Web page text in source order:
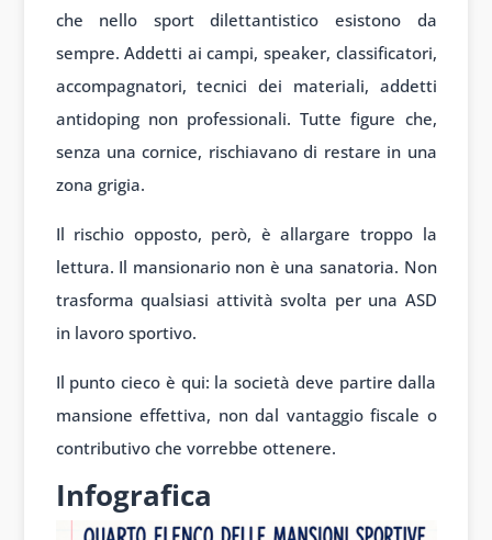
che nello sport dilettantistico esistono da
sempre. Addetti ai campi, speaker, classificatori,
accompagnatori, tecnici dei materiali, addetti
antidoping non professionali. Tutte figure che,
senza una cornice, rischiavano di restare in una
zona grigia.
Il rischio opposto, però, è allargare troppo la
lettura. Il mansionario non è una sanatoria. Non
trasforma qualsiasi attività svolta per una ASD
in lavoro sportivo.
Il punto cieco è qui: la società deve partire dalla
mansione effettiva, non dal vantaggio fiscale o
contributivo che vorrebbe ottenere.
Infografica